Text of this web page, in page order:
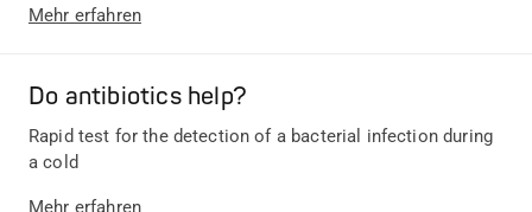
Mehr erfahren
Do antibiotics help?
Rapid test for the detection of a bacterial infection during
a cold
Mehr erfahren